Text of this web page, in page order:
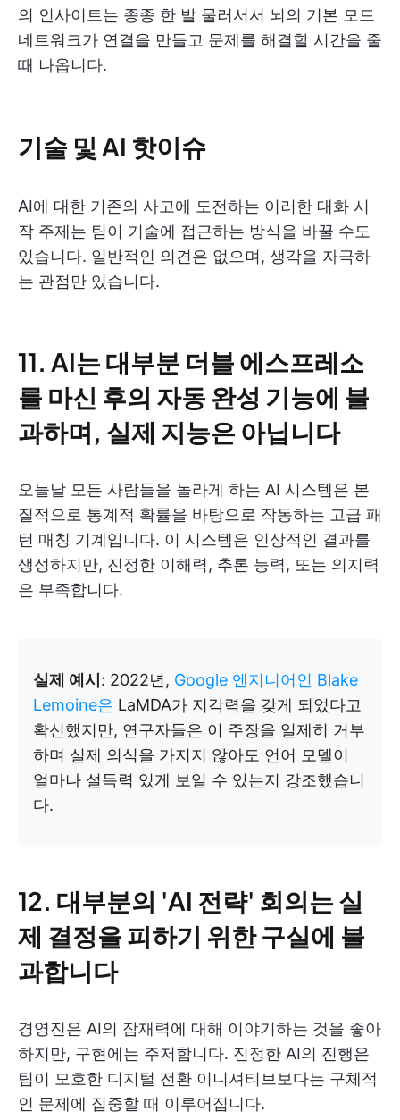
의 인사이트는 종종 한 발 물러서서 뇌의 기본 모드
네트워크가 연결을 만들고 문제를 해결할 시간을 줄
때 나옵니다.
기술 및 AI 핫이슈
AI에 대한 기존의 사고에 도전하는 이러한 대화 시
작 주제는 팀이 기술에 접근하는 방식을 바꿀 수도
있습니다. 일반적인 의견은 없으며, 생각을 자극하
는 관점만 있습니다.
11. AI는 대부분 더블 에스프레소
를 마신 후의 자동 완성 기능에 불
과하며, 실제 지능은 아닙니다
오늘날 모든 사람들을 놀라게 하는 AI 시스템은 본
질적으로 통계적 확률을 바탕으로 작동하는 고급 패
턴 매칭 기계입니다. 이 시스템은 인상적인 결과를
생성하지만, 진정한 이해력, 추론 능력, 또는 의지력
은 부족합니다.
실제 예시: 2022년, Google 엔지니어인 Blake
Lemoine은 LaMDA가 지각력을 갖게 되었다고
확신했지만, 연구자들은 이 주장을 일제히 거부
하며 실제 의식을 가지지 않아도 언어 모델이
얼마나 설득력 있게 보일 수 있는지 강조했습니
다.
12. 대부분의 'AI 전략' 회의는 실
제 결정을 피하기 위한 구실에 불
과합니다
경영진은 AI의 잠재력에 대해 이야기하는 것을 좋아
하지만, 구현에는 주저합니다. 진정한 AI의 진행은
팀이 모호한 디지털 전환 이니셔티브보다는 구체적
인 문제에 집중할 때 이루어집니다.